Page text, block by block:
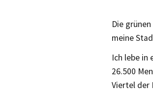
Die
meine
Ich lebe in
26.500
Viertel der